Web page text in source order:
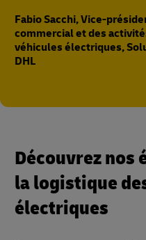
Fabio Sacchi, Vice-
commercial et des
véhicules électriques,
DHL
Découvrez nos
la logistique
électriques